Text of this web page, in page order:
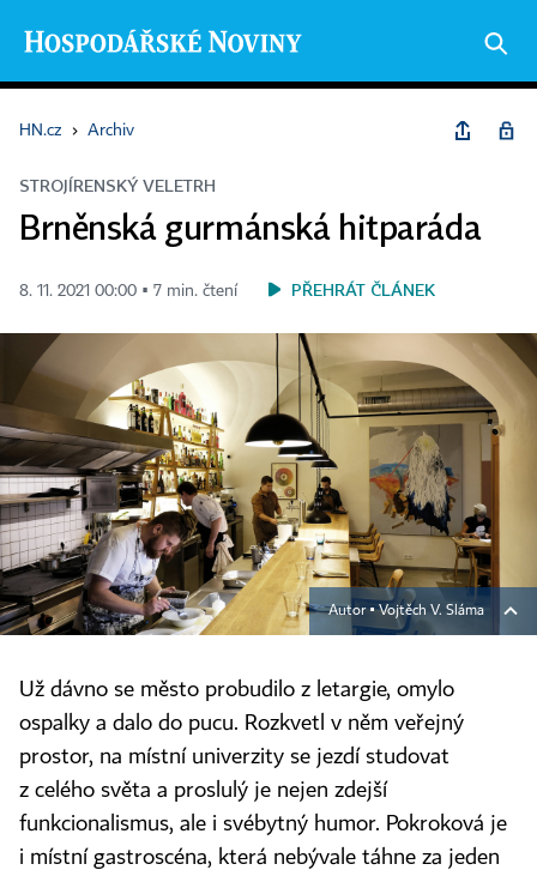
HN.cz › Archiv
STROJÍRENSKÝ VELETRH
Brněnská gurmánská hitparáda
8. 11. 2021 00:00 ▪ 7 min. čtení PŘEHRÁT ČLÁNEK
Autor ▪Vojtěch V. Sláma
Už dávno se město probudilo z letargie, omylo
ospalky a dalo do pucu. Rozkvetl v něm veřejný
prostor, na místní univerzity se jezdí studovat
z celého světa a proslulý je nejen zdejší
funkcionalismus, ale i svébytný humor. Pokroková je
i místní gastroscéna, která nebývale táhne za jeden